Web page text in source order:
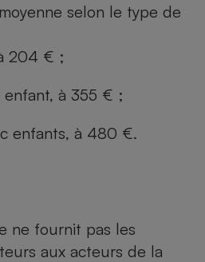
selon le type de
204 € ;
à 355 € ;
enfants, à 480 €.
ne fournit pas les
aux acteurs de la